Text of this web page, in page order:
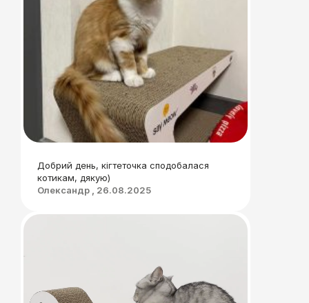
задоволені, коли задоволені коти, плюс
кігтеточки симпатичні самі по собі
Добрий день, кігтеточка сподобалася
котикам, дякую)
Олександр , 26.08.2025